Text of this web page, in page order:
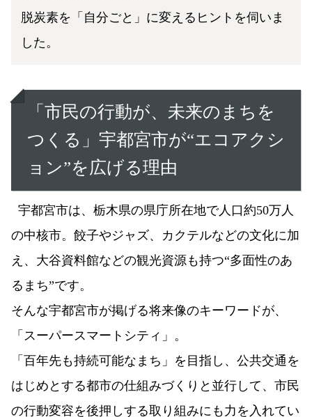
脱炭素を「自分ごと」に変えるヒントを伺いま
した。
「市民の行動が、未来のまちを
つくる」 宇都宮市が“エコアクシ
ョン”を広げる理由
宇都宮市は、栃木県の県庁所在地で人口約50万人
の中核市。餃子やジャズ、カクテルなどの文化に加
え、大谷資料館などの観光資源も持つ“多面性のあ
るまち”です。
そんな宇都宮市が掲げる将来像のキーワードが、
「スーパースマートシティ」。
「百年先も持続可能なまち」を目指し、公共交通を
はじめとする都市の仕組みづくりと並行して、市民
の行動変容を後押しする取り組みにも力を入れてい